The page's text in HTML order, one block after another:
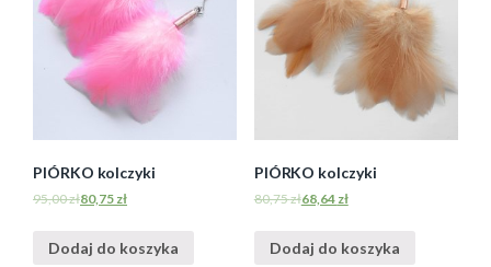
PIÓRKO kolczyki
95,00zł80,75 zł
Dodaj do koszyka
PIÓRKO kolczyki
80,75zł68,64 zł
Dodaj do koszyka